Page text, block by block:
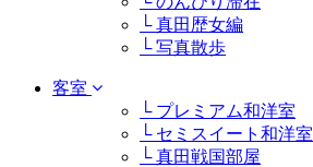
└ 真田歴女編
└ 写真散歩
客室
└ プレミアム和洋室
└ セミスイート和洋室
└ 真田戦国部屋